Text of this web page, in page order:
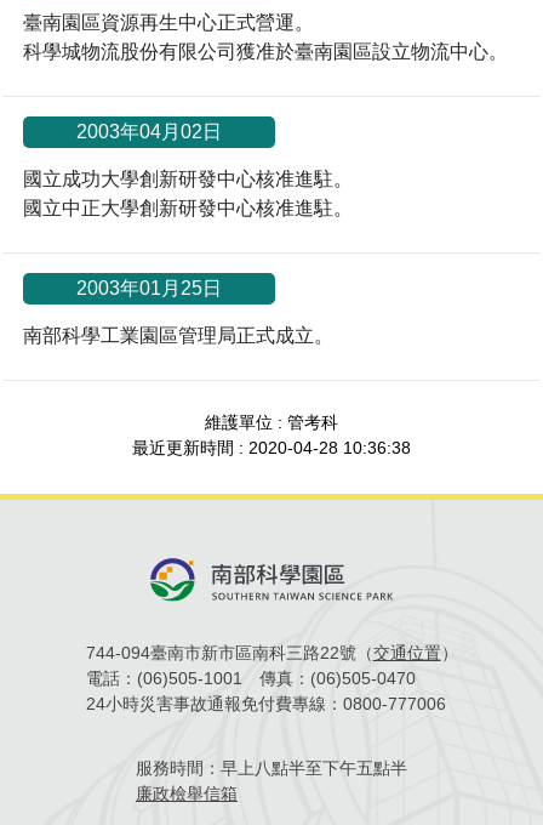
臺南園區資源再生中心正式營運。
科學城物流股份有限公司獲准於臺南園區設立物流中心。
2003年04月02日
國立成功大學創新研發中心核准進駐。
國立中正大學創新研發中心核准進駐。
2003年01月25日
南部科學工業園區管理局正式成立。
維護單位 : 管考科
最近更新時間 : 2020-04-28 10:36:38
744-094臺南市新市區南科三路22號（交通位置）
電話： (06)505-1001 傳真： (06)505-0470
24小時災害事故通報免付費專線： 0800-777006
服務時間： 早上八點半至下午五點半
廉政檢舉信箱